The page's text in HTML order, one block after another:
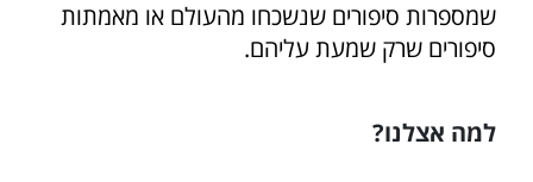
שמספרות סיפורים שנשכחו מהעולם או מאמתות
סיפורים שרק שמעת עליהם.
למה אצלנו?